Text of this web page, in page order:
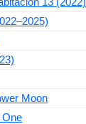
Moon
One